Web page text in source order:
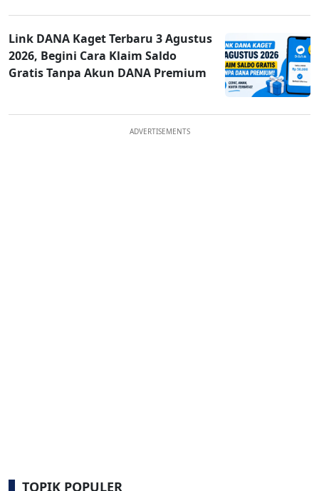
Link DANA Kaget Terbaru 3 Agustus
2026, Begini Cara Klaim Saldo
Gratis Tanpa Akun DANA Premium
ADVERTISEMENTS
TOPIK POPULER